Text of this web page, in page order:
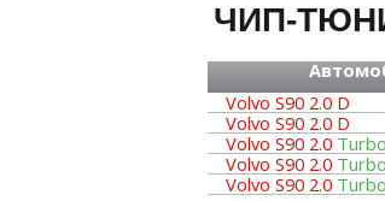
ЧИП-
Volvo S90 2.0 D
Volvo S90 2.0 D
Volvo S90 2.0 Turbo
Volvo S90 2.0 Turbo
Volvo S90 2.0 Turbo